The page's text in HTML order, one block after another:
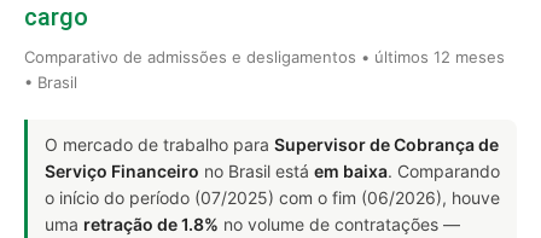
cargo
Comparativo de admissões e desligamentos • últimos 12 meses
• Brasil
O mercado de trabalho para Supervisor de Cobrança de
Serviço Financeiro no Brasil está em baixa. Comparando
o início do período (07/2025) com o fim (06/2026), houve
uma retração de 1.8% no volume de contratações —